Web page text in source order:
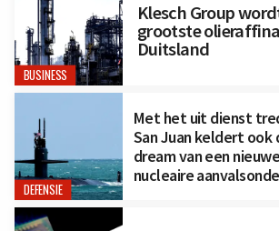
BUSINESS
Klesch Group
grootste
Duitsland
DEFENSIE
Met het uit dienst
San Juan keldert ook
dream van een
nucleaire